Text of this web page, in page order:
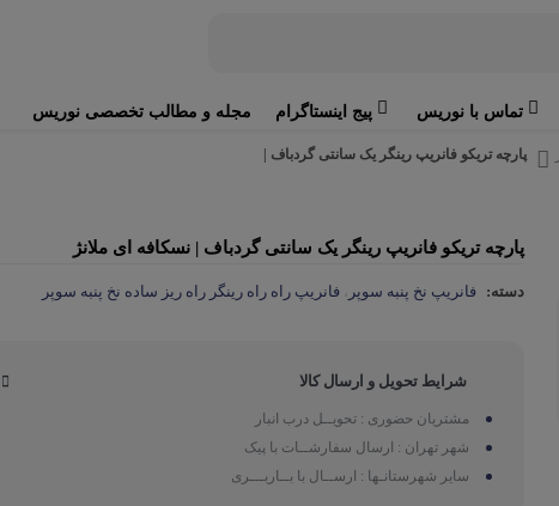
تماس با نوریس پیج اینستاگرام مجله و مطالب تخصصی نوریس
پارچه تریکو فانریپ رینگر یک سانتی گردباف |
پارچه تریکو فانریپ رینگر یک سانتی گردباف | نسکافه ای ملانژ
دسته: فانریپ نخ پنبه سوپر ،فانریپ راه راه رینگر راه ریز ساده نخ پنبه سوپر
شرایط تحویل و ارسال کالا
مشتریان حضوری : تحویــل درب انبار
شهر تهران : ارسال سفارشــات با پیک
سایر شهرستانـها : ارســال با بــاربـــری